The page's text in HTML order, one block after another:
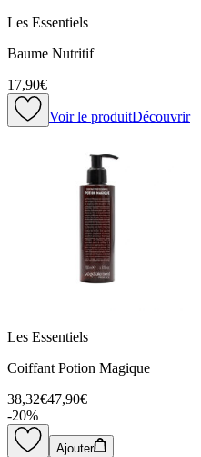
Les Essentiels
Baume Nutritif
17,90€
Voir le produitDécouvrir
Les Essentiels
Coiffant Potion Magique
38,32€47,90€
-20%
Ajouter